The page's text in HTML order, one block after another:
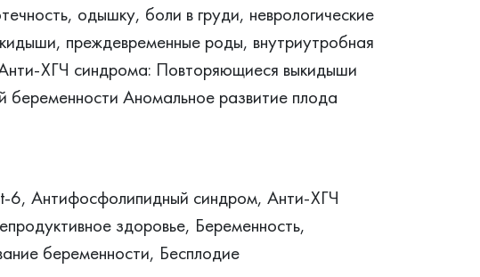
одышку, боли в груди, неврологические
преждевременные роды, внутриутробная
ХГЧ синдрома: Повторяющиеся выкидыши
Аномальное развитие плода
Антифосфолипидный синдром, Анти-ХГЧ
здоровье, Беременность,
беременности, Бесплодие